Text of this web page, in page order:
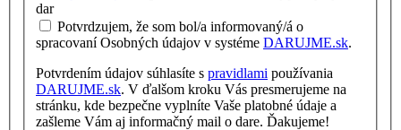
dar
Potvrdzujem, že som bol/a informovaný/á o
spracovaní Osobných údajov v systéme DARUJME.sk.
Potvrdením údajov súhlasíte s pravidlami používania
DARUJME.sk. V ďalšom kroku Vás presmerujeme na
stránku, kde bezpečne vyplníte Vaše platobné údaje a
zašleme Vám aj informačný mail o dare. Ďakujeme!